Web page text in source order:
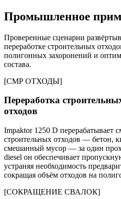
Промышленное
Проверенные сценарии
переработке строительных
полигонных захоронений и
состава.
[СМР ОТХОДЫ]
Переработка
отходов
Impaktor 1250 D перерабатывает
строительных отходов — бетон,
смешанный мусор — за один
diesel он обеспечивает
устраняя необходимость
сокращая объём отходов на
[СОКРАЩЕНИЕ СВАЛОК]